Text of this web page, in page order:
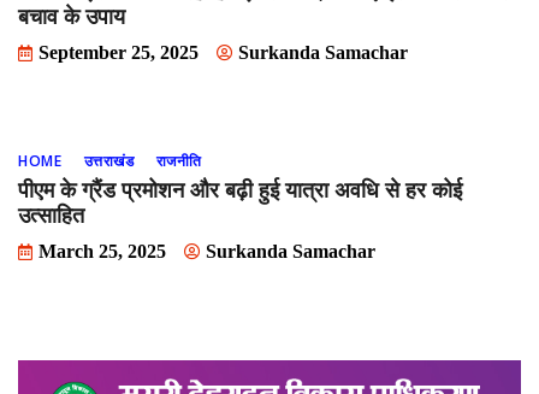
बचाव के उपाय
September 25, 2025 Surkanda Samachar
HOME उत्तराखंड राजनीति
पीएम के ग्रैंड प्रमोशन और बढ़ी हुई यात्रा अवधि से हर कोई
उत्साहित
March 25, 2025 Surkanda Samachar